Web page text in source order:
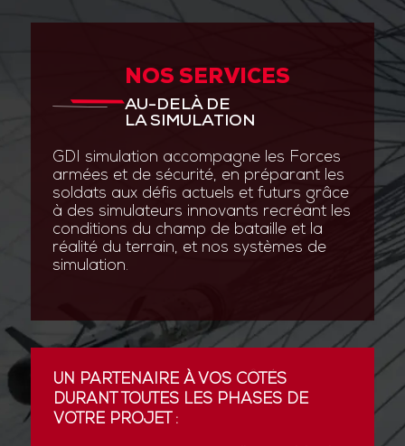
NOS SERVICES
AU-DELÀ DE
LA SIMULATION
GDI simulation accompagne les Forces
armées et de sécurité, en préparant les
soldats aux défis actuels et futurs grâce
à des simulateurs innovants recréant les
conditions du champ de bataille et la
réalité du terrain, et nos systèmes de
simulation.
UN PARTENAIRE À VOS CÔTÉS
DURANT TOUTES LES PHASES DE
VOTRE PROJET :